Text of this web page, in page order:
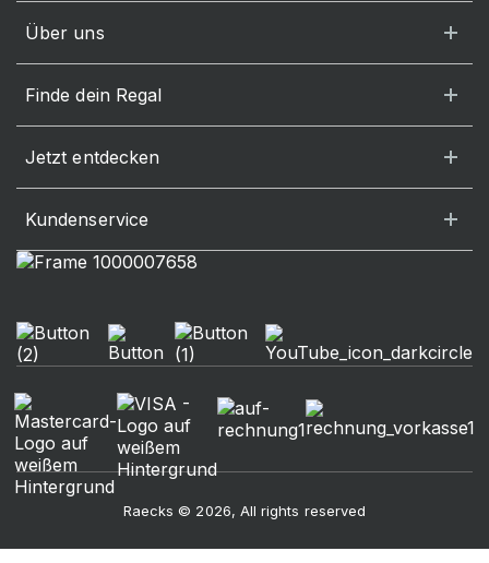
Über uns
Finde dein Regal
Jetzt entdecken
Kundenservice
Raecks © 2026, All rights reserved